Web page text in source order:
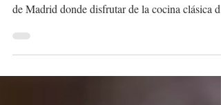
CENTRO DE MADRID
La Ancha de Zorrilla inaugura la temporada de
renovado patio interior, un oasis verde en el
de Madrid donde disfrutar de la cocina clásica de